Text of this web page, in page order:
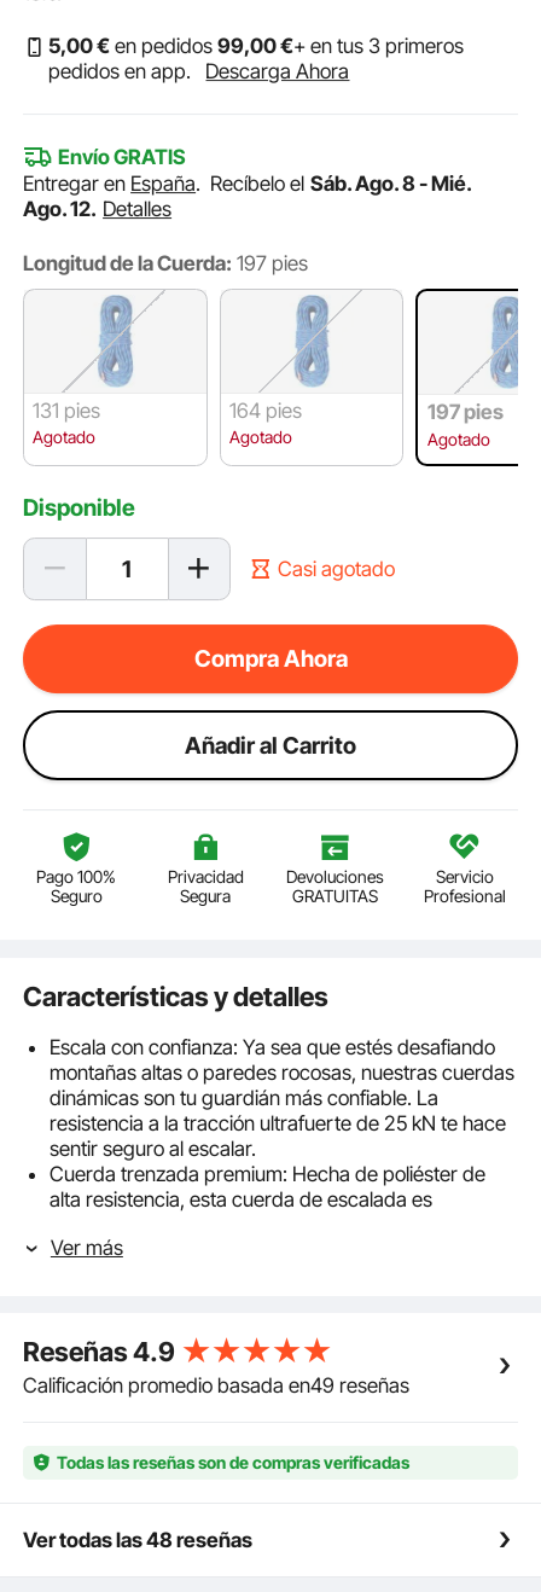
5,00€ en pedidos99,00€+ en tus 3 primeros
pedidos en app.
Descarga Ahora
Envío GRATIS
Entregar en España. Recíbelo el Sáb. Ago. 8 - Mié.
Ago. 12. Detalles
Longitud de la Cuerda: 197 pies
131 pies
Agotado
164 pies
Agotado
197 pies
Agotado
Disponible
Casi agotado
Compra Ahora
Añadir al Carrito
Pago 100%
Seguro
Privacidad
Segura
Devoluciones
GRATUITAS
Servicio
Profesional
Características y detalles
Escala con confianza: Ya sea que estés desafiando
montañas altas o paredes rocosas, nuestras cuerdas
dinámicas son tu guardián más confiable. La
resistencia a la tracción ultrafuerte de 25 kN te hace
sentir seguro al escalar.
Cuerda trenzada premium: Hecha de poliéster de
alta resistencia, esta cuerda de escalada es
Es capaz de mantener un rendimiento óptimo en los
estático y el 35% de alargamiento dinámico
proporcionan mayor flexibilidad y comodidad. Haz
que tu escalada sea más flexible y libre.
muy liviano, lo que facilita su transporte y maniobra.
Descubre el placer de escalar con una carga ligera y
Uso amplio: Nuestra cuerda de escalada dinámica es
adecuada para una variedad de usos. Es resistente y
Ver más
Reseñas4.9
Calificación promedio basada en49 reseñas
Todas las reseñas son de compras verificadas
Ver todas las 48 reseñas